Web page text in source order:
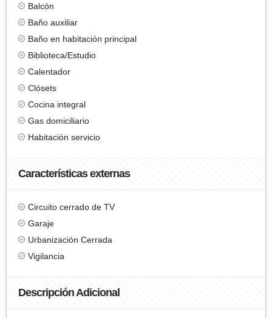
Balcón
Baño auxiliar
Baño en habitación principal
Biblioteca/Estudio
Calentador
Clósets
Cocina integral
Gas domiciliario
Habitación servicio
Características externas
Circuito cerrado de TV
Garaje
Urbanización Cerrada
Vigilancia
Descripción Adicional